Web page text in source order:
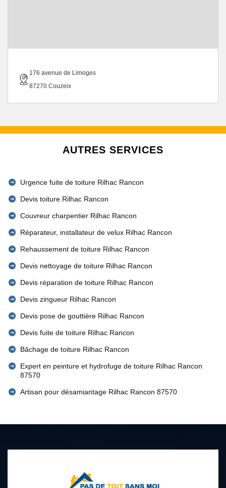
176 avenue de Limoges
87270 Couzeix
AUTRES SERVICES
Urgence fuite de toiture Rilhac Rancon
Devis toiture Rilhac Rancon
Couvreur charpentier Rilhac Rancon
Réparateur, installateur de velux Rilhac Rancon
Rehaussement de toiture Rilhac Rancon
Devis nettoyage de toiture Rilhac Rancon
Devis réparation de toiture Rilhac Rancon
Devis zingueur Rilhac Rancon
Devis pose de gouttière Rilhac Rancon
Devis fuite de toiture Rilhac Rancon
Bâchage de toiture Rilhac Rancon
Expert en peinture et hydrofuge de toiture Rilhac Rancon
87570
Artisan pour désamiantage Rilhac Rancon 87570